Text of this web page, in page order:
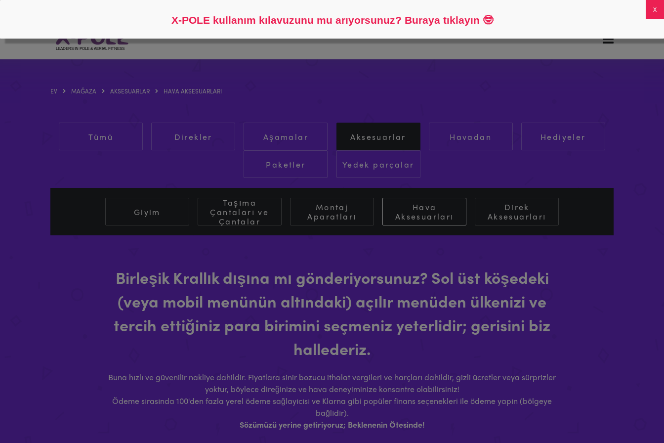
EV MAĞAZA AKSESUARLAR HAVA AKSESUARLARI
Tümü Direkler Aşamalar Aksesuarlar Havadan Hediyeler
Paketler Yedek parçalar
Giyim
Taşıma
Çantaları ve
Çantalar
Montaj
Aparatları
Hava
Aksesuarları
Direk
Aksesuarları
Birleşik Krallık dışına mı gönderiyorsunuz? Sol üst köşedeki
(veya mobil menünün altındaki) açılır menüden ülkenizi ve
tercih ettiğiniz para birimini seçmeniz yeterlidir; gerisini biz
hallederiz.
Buna hızlı ve güvenilir nakliye dahildir. Fiyatlara sinir bozucu ithalat vergileri ve harçları dahildir, gizli ücretler veya sürprizler
yoktur, böylece direğinize ve hava deneyiminize konsantre olabilirsiniz!
Ödeme sırasında 100'den fazla yerel ödeme sağlayıcısı ve Klarna gibi popüler finans seçenekleri ile ödeme yapın (bölgeye
bağlıdır).
Sözümüzü yerine getiriyoruz; Beklenenin Ötesinde!
X-POLE kullanım kılavuzunu mu arıyorsunuz? Buraya tıklayın 🤓